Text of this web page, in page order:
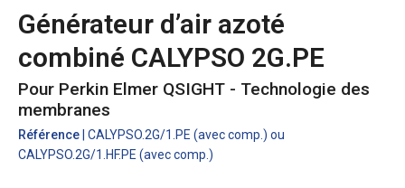
Générateur d’air azoté
combiné CALYPSO 2G.PE
Pour Perkin Elmer QSIGHT - Technologie des
membranes
Référence | CALYPSO.2G/1.PE (avec comp.) ou
CALYPSO.2G/1.HF.PE (avec comp.)